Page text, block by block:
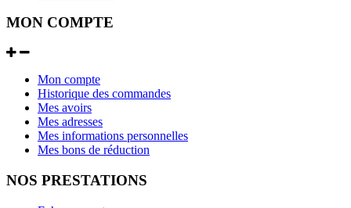
MON COMPTE
Mon compte
Historique des commandes
Mes avoirs
Mes adresses
Mes informations personnelles
Mes bons de réduction
NOS PRESTATIONS